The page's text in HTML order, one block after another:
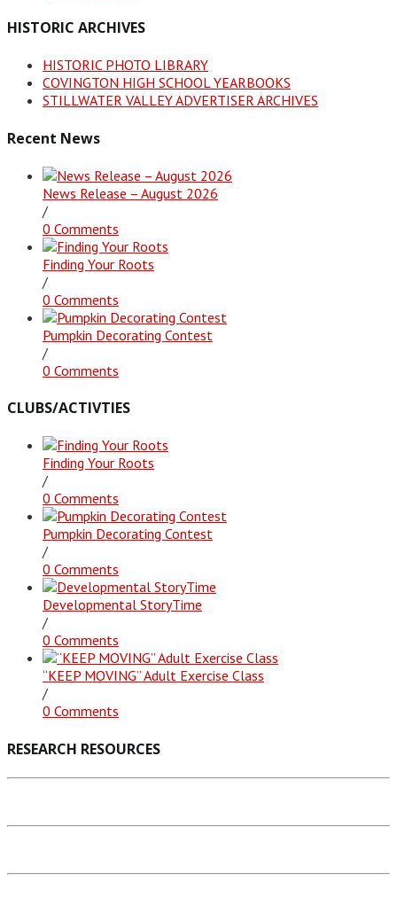
HISTORIC ARCHIVES
HISTORIC PHOTO LIBRARY
COVINGTON HIGH SCHOOL YEARBOOKS
STILLWATER VALLEY ADVERTISER ARCHIVES
Recent News
News Release – August 2026
/
0 Comments
Finding Your Roots
/
0 Comments
Pumpkin Decorating Contest
/
0 Comments
CLUBS/ACTIVTIES
Finding Your Roots
/
0 Comments
Pumpkin Decorating Contest
/
0 Comments
Developmental StoryTime
/
0 Comments
“KEEP MOVING” Adult Exercise Class
/
0 Comments
RESEARCH RESOURCES